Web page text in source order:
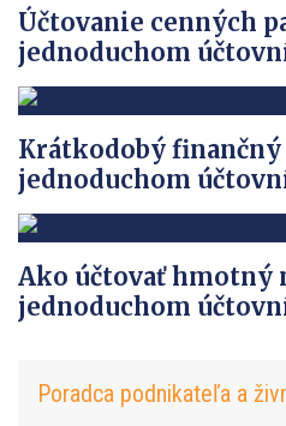
Účtovanie cenných
jednoduchom
Krátkodobý
jednoduchom
Ako účtovať hmotný
jednoduchom
Poradca podnikateľa a